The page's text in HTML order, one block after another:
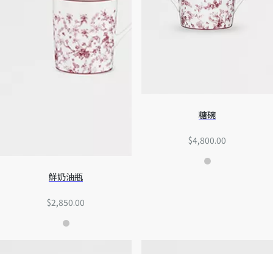
鮮奶油瓶
$2,850.00
糖碗
$4,800.00